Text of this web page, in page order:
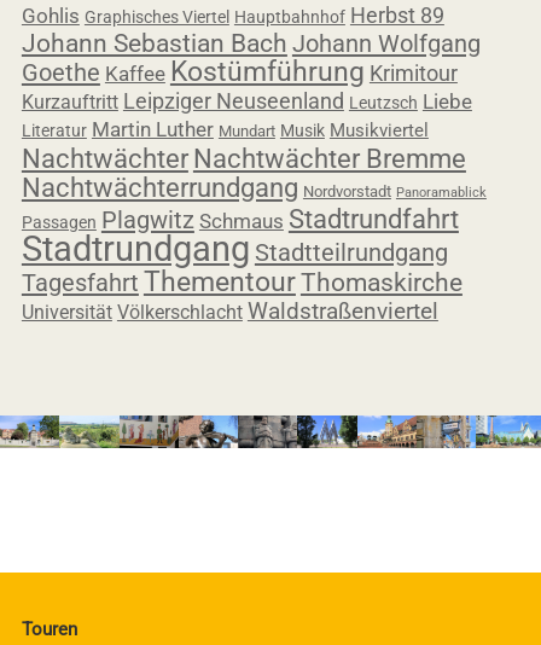
Gohlis Graphisches Viertel Hauptbahnhof Herbst 89
Johann Sebastian Bach Johann Wolfgang
Goethe Kaffee Kostümführung Krimitour
Kurzauftritt Leipziger Neuseenland Leutzsch Liebe
Literatur Martin Luther Mundart Musik Musikviertel
NachtwächterNachtwächter Bremme
Nachtwächterrundgang Nordvorstadt Panoramablick
Passagen Plagwitz Schmaus Stadtrundfahrt
Stadtrundgang Stadtteilrundgang
Tagesfahrt ThementourThomaskirche
Universität Völkerschlacht Waldstraßenviertel
Touren